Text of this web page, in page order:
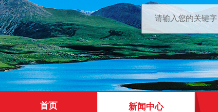
首页 新闻中心